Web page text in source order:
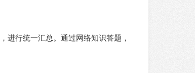
进行统一汇总。通过网络知识答题，